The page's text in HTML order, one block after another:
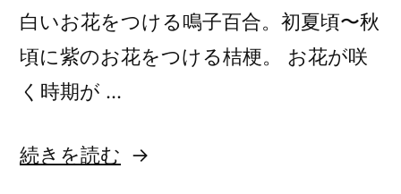
白いお花をつける鳴子百合。初夏頃〜秋
頃に紫のお花をつける桔梗。 お花が咲
く時期が …
“桔
続きを読む